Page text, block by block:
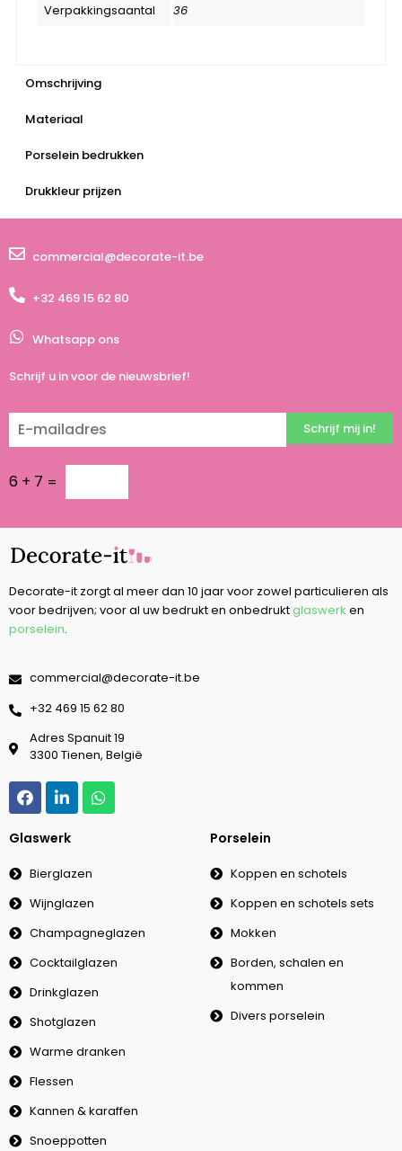
Verpakkingsaantal
36
Omschrijving
Materiaal
Porselein bedrukken
Drukkleur prijzen
commercial@decorate-it.be
+32 469 15 62 80
Whatsapp ons
Schrijf u in voor de nieuwsbrief!
6 + 7 =
Schrijf mij in!
Decorate-it zorgt al meer dan 10 jaar voor zowel particulieren als
voor bedrijven; voor al uw bedrukt en onbedruktglaswerk en
porselein.
commercial@decorate-it.be
‭+32 469 15 62 80‬
Adres Spanuit 19
3300 Tienen, België
Glaswerk
Bierglazen
Wijnglazen
Champagneglazen
Cocktailglazen
Drinkglazen
Shotglazen
Warme dranken
Flessen
Kannen & karaffen
Snoeppotten
Porselein
Koppen en schotels
Koppen en schotels sets
Mokken
Borden, schalen en
kommen
Divers porselein